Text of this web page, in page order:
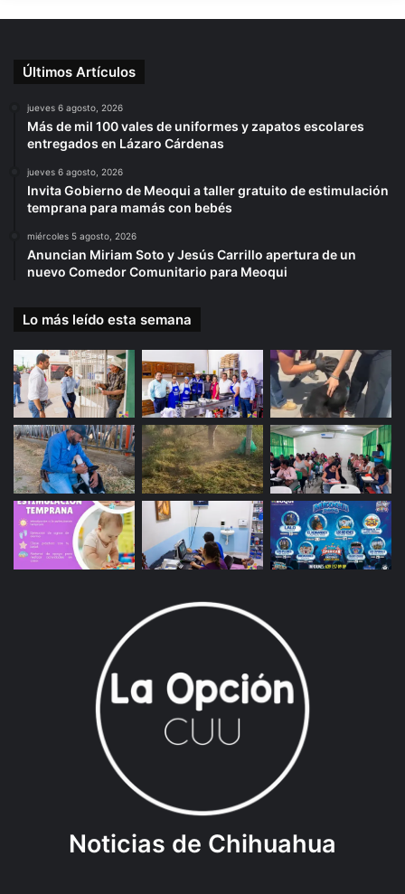
Últimos Artículos
jueves 6 agosto, 2026
Más de mil 100 vales de uniformes y zapatos escolares
entregados en Lázaro Cárdenas
jueves 6 agosto, 2026
Invita Gobierno de Meoqui a taller gratuito de estimulación
temprana para mamás con bebés
miércoles 5 agosto, 2026
Anuncian Miriam Soto y Jesús Carrillo apertura de un
nuevo Comedor Comunitario para Meoqui
Lo más leído esta semana
Noticias de Chihuahua